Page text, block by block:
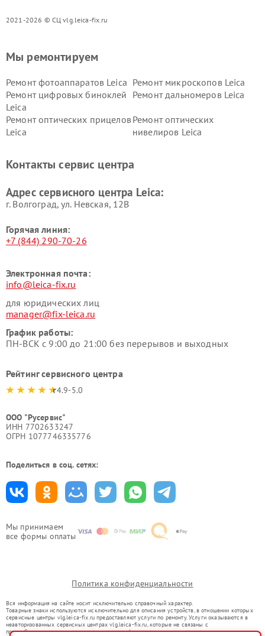
2021-2026 © СЦ vlg.leica-fix.ru
Мы принимаем
все формы оплаты
Мы ремонтируем
Ремонт фотоаппаратов Leica Ремонт микроскопов Leica
Ремонт цифровых биноклей
Leica
Ремонт дальномеров Leica
Ремонт оптических прицелов
Leica
Ремонт оптических
нивелиров Leica
Контакты сервис центра
Адрес сервисного центра Leica:
г. Волгоград, ул. Невская, 12В
Горячая линия:
+7 (844) 290-70-26
Электронная почта:
info@leica-fix.ru
для юридических лиц
manager@fix-leica.ru
График работы:
ПН-ВСК с 9:00 до 21:00 без перерывов и выходных
Рейтинг сервисного центра
4.9-5.0
ООО "Русервис"
ИНН 7702633247
ОГРН 1077746335776
Поделиться в соц. сетях:
Политика конфиденциальности
Вся информация на сайте носит исключительно справочный характер.
Товарные знаки используются исключительно для описания устройств, в отношении которых
сервисные центры vlg.leica-fix.ru предоставляют услуги по ремонту. Услуги оказываются в
неавторизованных сервисных центрах vlg.leica-fix.ru, которые не связаны с
правообладателями товарных знаков или их официальными представителями.